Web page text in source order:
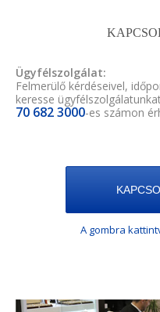
Ügyfélszolgálat:
Felmerülő kérdéseivel,
keresse
70 682 3000-es számon
A gombra